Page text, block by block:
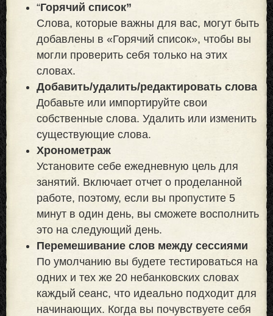
“Горячий список”
Слова, которые важны для вас, могут быть
добавлены в «Горячий список», чтобы вы
могли проверить себя только на этих
словах.
Добавить/удалить/редактировать слова
Добавьте или импортируйте свои
собственные слова. Удалить или изменить
существующие слова.
Хронометраж
Установите себе ежедневную цель для
занятий. Включает отчет о проделанной
работе, поэтому, если вы пропустите 5
минут в один день, вы сможете восполнить
это на следующий день.
Перемешивание слов между сессиями
По умолчанию вы будете тестироваться на
одних и тех же 20 небанковских словах
каждый сеанс, что идеально подходит для
начинающих. Когда вы почувствуете себя